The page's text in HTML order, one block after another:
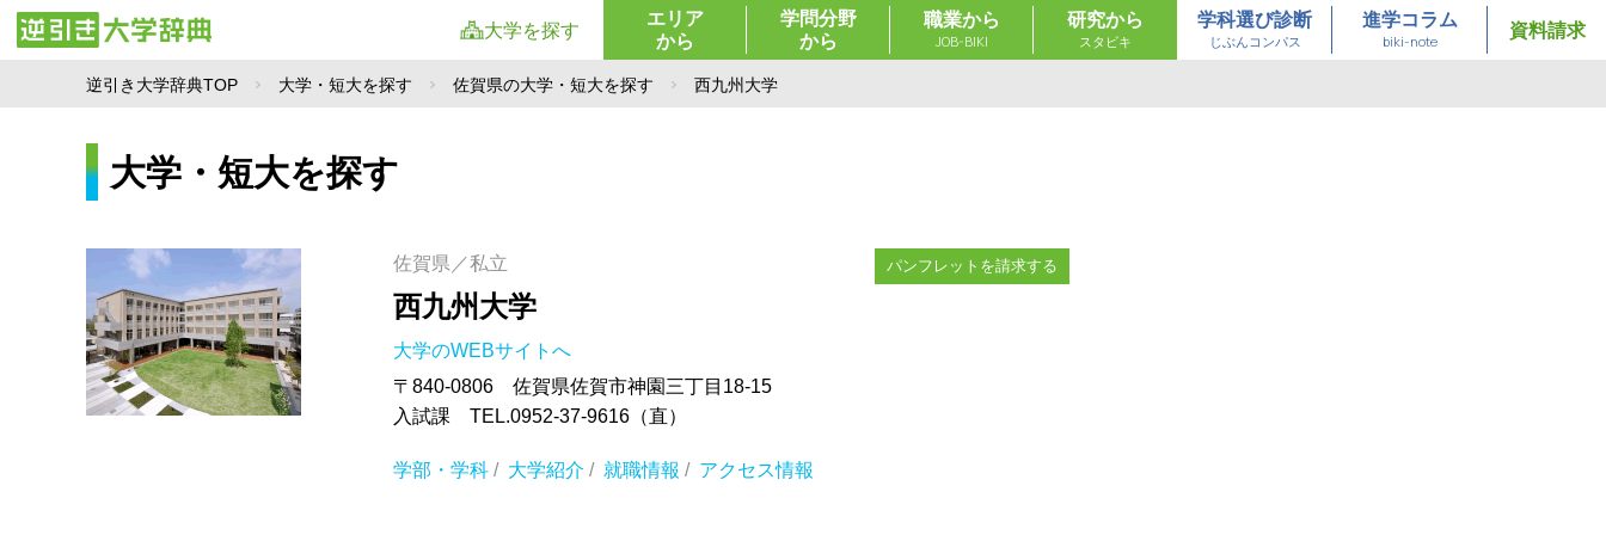
大学を探す
エリア
から
学問分野
から
職業から
JOB-BIKI
研究から
スタビキ
学科選び診断
じぶんコンパス
進学コラム
biki-note
資料請求
逆引き大学辞典TOP 大学・短大を探す 佐賀県の大学・短大を探す 西九州大学
大学・短大を探す
佐賀県／私立
西九州大学
大学のWEBサイトへ
〒840-0806 佐賀県佐賀市神園三丁目18-15
入試課 TEL.0952-37-9616（直）
パンフレットを請求する
学部・学科/ 大学紹介 / 就職情報 / アクセス情報